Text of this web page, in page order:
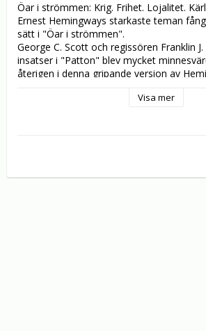
Öar i strömmen: Krig. Frihet. Lojalitet.
Ernest Hemingways starkaste teman
sätt i "Öar i strömmen".
George C. Scott och regissören Franklin
insatser i "Patton" blev mycket
återigen i denna gripande version av
skulptör vars självpåtagna isolering på
Visa mer